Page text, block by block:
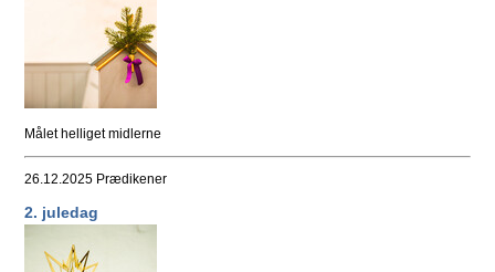
Målet helliget midlerne
26.12.2025 Prædikener
2. juledag